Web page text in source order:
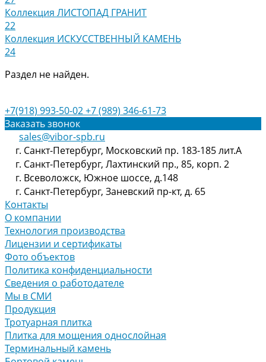
Коллекция ЛИСТОПАД ГРАНИТ
22
Коллекция ИСКУССТВЕННЫЙ КАМЕНЬ
24
Раздел не найден.
+7(918) 993-50-02+7 (989) 346-61-73
Заказать звонок
sales@vibor-spb.ru
г. Санкт-Петербург, Московский пр. 183-185 лит.А
г. Санкт-Петербург, Лахтинский пр., 85, корп. 2
г. Всеволожск, Южное шоссе, д.148
г. Санкт-Петербург, Заневский пр-кт, д. 65
Контакты
О компании
Технология производства
Лицензии и сертификаты
Фото объектов
Политика конфиденциальности
Сведения о работодателе
Мы в СМИ
Продукция
Тротуарная плитка
Плитка для мощения однослойная
Терминальный камень